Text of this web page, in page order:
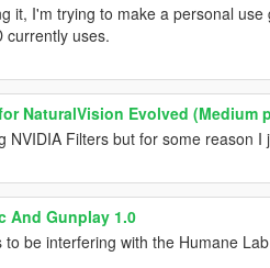
it, I'm trying to make a personal
currently uses.
NaturalVision Evolved (Medium
NVIDIA Filters but for some reason
And Gunplay 1.0
be interfering with the Humane